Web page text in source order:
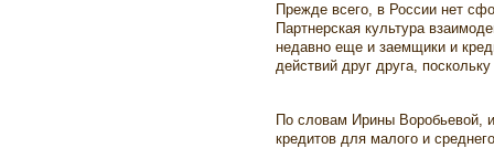
Прежде всего, в России нет
Партнерская культура
недавно еще и заемщики и
действий друг друга,
По словам Ирины Воробьевой,
кредитов для малого и